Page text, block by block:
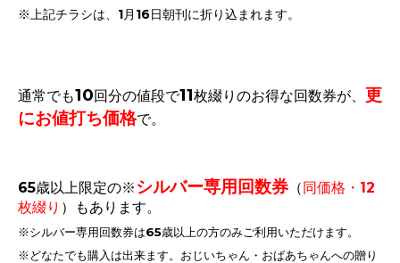
※上記チラシは、1月16日朝刊に折り込まれます。
通常でも10回分の値段で11枚綴りのお得な回数券が、 更
にお値打ち価格で。
65歳以上限定の※ シルバー専用回数券 （同価格・12
枚綴り ）もあります。
※シルバー専用回数券は65歳以上の方のみご利用いただけます。
※どなたでも購入は出来ます。おじいちゃん・おばあちゃんへの贈り